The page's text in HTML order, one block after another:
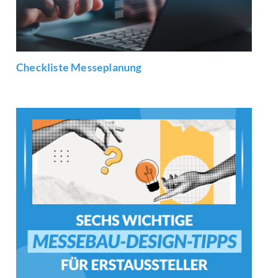
Checkliste Messeplanung